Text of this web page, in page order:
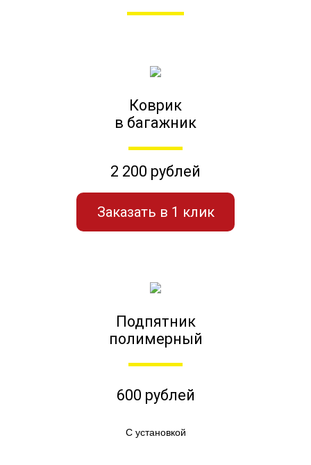
Коврик
в багажник
2 200 рублей
Заказать в 1 клик
Подпятник
полимерный
600 рублей
С установкой